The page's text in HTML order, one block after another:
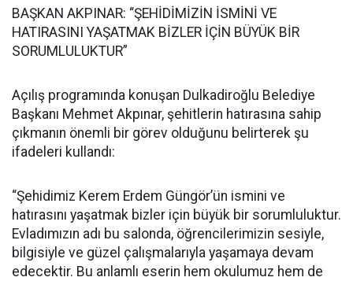
BAŞKAN AKPINAR: “ŞEHİDİMİZİN İSMİNİ VE
HATIRASINI YAŞATMAK BİZLER İÇİN BÜYÜK BİR
SORUMLULUKTUR”
Açılış programında konuşan Dulkadiroğlu Belediye
Başkanı Mehmet Akpınar, şehitlerin hatırasına sahip
çıkmanın önemli bir görev olduğunu belirterek şu
ifadeleri kullandı:
“Şehidimiz Kerem Erdem Güngör’ün ismini ve
hatırasını yaşatmak bizler için büyük bir sorumluluktur.
Evladımızın adı bu salonda, öğrencilerimizin sesiyle,
bilgisiyle ve güzel çalışmalarıyla yaşamaya devam
edecektir. Bu anlamlı eserin hem okulumuz hem de